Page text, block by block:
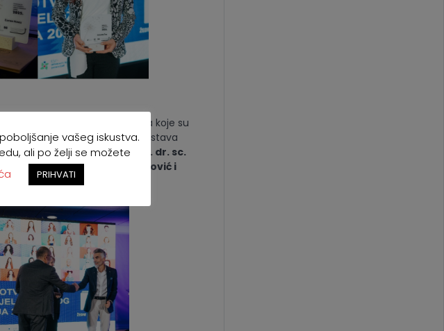
osobama koje su
razvoju i unaprjeđenju sustava
doprinos dodijeljeno jeprof. dr. sc.
izv. prof. dr. sc. Mislav Balković i
vašeg iskustva.
ali po želji se možete
PRIHVATI